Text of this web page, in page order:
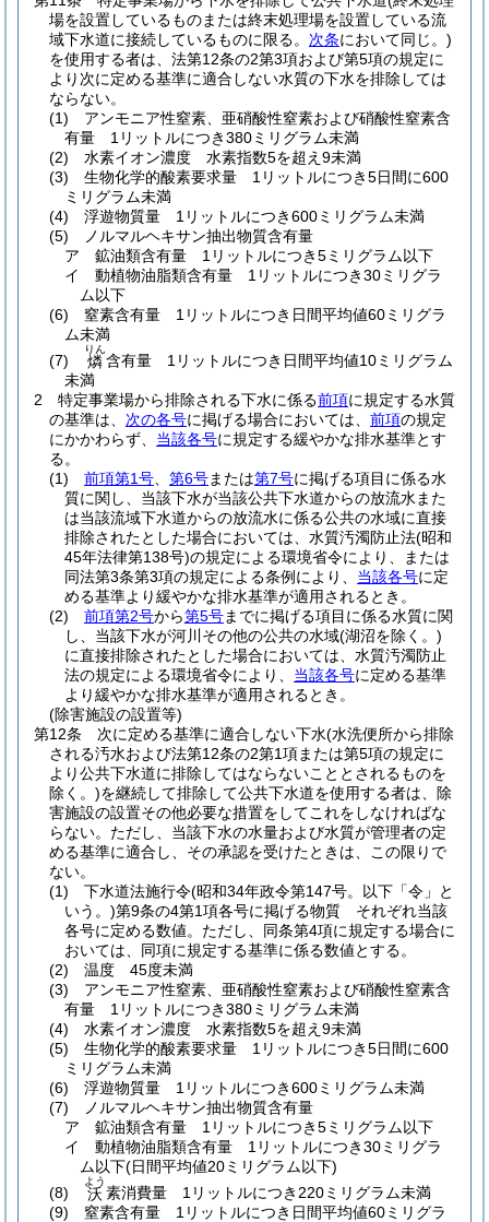
場を設置しているものまたは終末処理場を設置している流
域下水道に接続しているものに限る。 次条において同じ。)
を使用する者は、法第12条の2第3項および第5項の規定に
より次に定める基準に適合しない水質の下水を排除しては
ならない。
(1)
アンモニア性窒素、亜硝酸性窒素および硝酸性窒素含
有量 1リットルにつき380ミリグラム未満
(2)
水素イオン濃度 水素指数5を超え9未満
(3)
生物化学的酸素要求量 1リットルにつき5日間に600
ミリグラム未満
(4)
浮遊物質量 1リットルにつき600ミリグラム未満
(5)
ノルマルヘキサン抽出物質含有量
ア
鉱油類含有量 1リットルにつき5ミリグラム以下
イ
動植物油脂類含有量 1リットルにつき30ミリグラ
ム以下
(6)
窒素含有量 1リットルにつき日間平均値60ミリグラ
ム未満
(7)
燐
りん
含有量 1リットルにつき日間平均値10ミリグラム
未満
2
特定事業場から排除される下水に係る前項に規定する水質
の基準は、 次の各号に掲げる場合においては、 前項の規定
にかかわらず、 当該各号に規定する緩やかな排水基準とす
る。
(1)
前項第1号 第6号または第7号に掲げる項目に係る水
質に関し、当該下水が当該公共下水道からの放流水また
は当該流域下水道からの放流水に係る公共の水域に直接
排除されたとした場合においては、水質汚濁防止法(昭和
45年法律第138号)の規定による環境省令により、または
同法第3条第3項の規定による条例により、 当該各号に定
める基準より緩やかな排水基準が適用されるとき。
(2)
前項第2号から第5号までに掲げる項目に係る水質に関
し、当該下水が河川その他の公共の水域(湖沼を除く。)
に直接排除されたとした場合においては、水質汚濁防止
法の規定による環境省令により、 当該各号に定める基準
より緩やかな排水基準が適用されるとき。
(除害施設の設置等)
第12条
次に定める基準に適合しない下水(水洗便所から排除
される汚水および法第12条の2第1項または第5項の規定に
より公共下水道に排除してはならないこととされるものを
除く。)を継続して排除して公共下水道を使用する者は、除
害施設の設置その他必要な措置をしてこれをしなければな
らない。 ただし、当該下水の水量および水質が管理者の定
める基準に適合し、その承認を受けたときは、この限りで
ない。
(1)
下水道法施行令(昭和34年政令第147号。以下「令」と
いう。)第9条の4第1項各号に掲げる物質 それぞれ当該
各号に定める数値。 ただし、同条第4項に規定する場合に
おいては、同項に規定する基準に係る数値とする。
(2)
温度 45度未満
(3)
アンモニア性窒素、亜硝酸性窒素および硝酸性窒素含
有量 1リットルにつき380ミリグラム未満
(4)
水素イオン濃度 水素指数5を超え9未満
(5)
生物化学的酸素要求量 1リットルにつき5日間に600
ミリグラム未満
(6)
浮遊物質量 1リットルにつき600ミリグラム未満
(7)
ノルマルヘキサン抽出物質含有量
ア
鉱油類含有量 1リットルにつき5ミリグラム以下
イ
動植物油脂類含有量 1リットルにつき30ミリグラ
ム以下(日間平均値20ミリグラム以下)
(8)
沃
よう
素消費量 1リットルにつき220ミリグラム未満
(9)
窒素含有量 1リットルにつき日間平均値60ミリグラ